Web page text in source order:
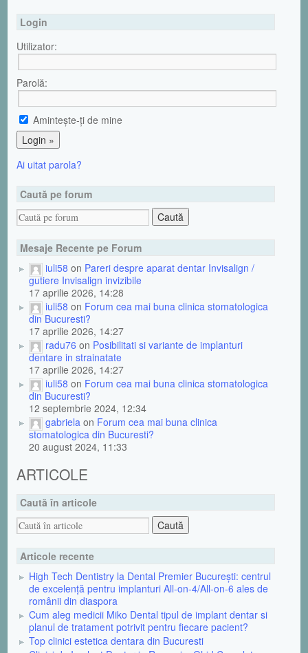
Login
Utilizator:
Parolă:
Aminteşte-ţi de mine
Ai uitat parola?
Caută pe forum
Mesaje Recente pe Forum
iuli58 on Pareri despre aparat dentar Invisalign /
gutiere Invisalign invizibile
17 aprilie 2026, 14:28
iuli58 on Forum cea mai buna clinica stomatologica
din Bucuresti?
17 aprilie 2026, 14:27
radu76 on Posibilitati si variante de implanturi
dentare in strainatate
17 aprilie 2026, 14:27
iuli58 on Forum cea mai buna clinica stomatologica
din Bucuresti?
12 septembrie 2024, 12:34
gabriela on Forum cea mai buna clinica
stomatologica din Bucuresti?
20 august 2024, 11:33
ARTICOLE
Caută în articole
Articole recente
High Tech Dentistry la Dental Premier București: centrul
de excelență pentru implanturi All-on-4/All-on-6 ales de
românii din diaspora
Cum aleg medicii Miko Dental tipul de implant dentar si
planul de tratament potrivit pentru fiecare pacient?
Top clinici estetica dentara din Bucuresti